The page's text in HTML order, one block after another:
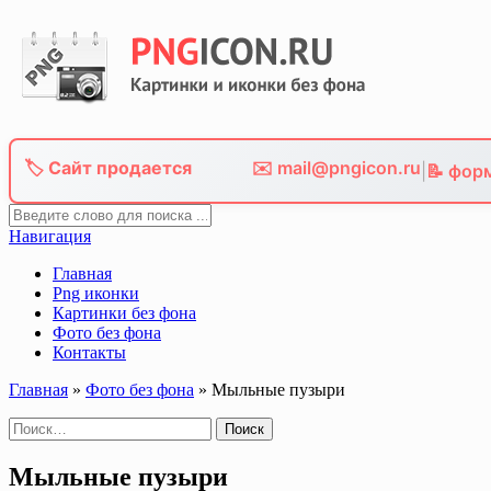
Skip
content
🏷️ Сайт продается ✉️ mail@pngicon.ru 📝
Навигация
Главная
Png иконки
Картинки без фона
Фото без фона
Контакты
Главная » Фото без фона » Мыльные пузыри
Найти:
Мыльные пузыри